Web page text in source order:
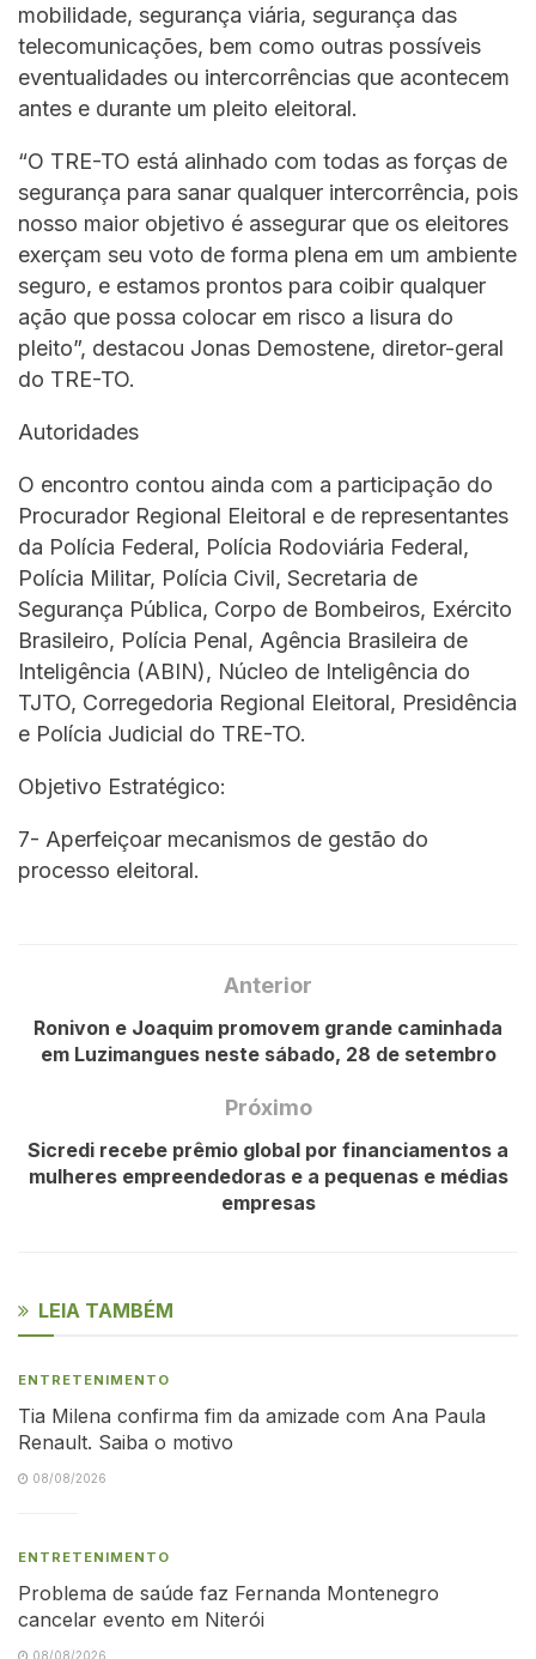
mobilidade, segurança viária, segurança das
telecomunicações, bem como outras possíveis
eventualidades ou intercorrências que acontecem
antes e durante um pleito eleitoral.
“O TRE-TO está alinhado com todas as forças de
segurança para sanar qualquer intercorrência, pois
nosso maior objetivo é assegurar que os eleitores
exerçam seu voto de forma plena em um ambiente
seguro, e estamos prontos para coibir qualquer
ação que possa colocar em risco a lisura do
pleito”, destacou Jonas Demostene, diretor-geral
do TRE-TO.
Autoridades
O encontro contou ainda com a participação do
Procurador Regional Eleitoral e de representantes
da Polícia Federal, Polícia Rodoviária Federal,
Polícia Militar, Polícia Civil, Secretaria de
Segurança Pública, Corpo de Bombeiros, Exército
Brasileiro, Polícia Penal, Agência Brasileira de
Inteligência (ABIN), Núcleo de Inteligência do
TJTO, Corregedoria Regional Eleitoral, Presidência
e Polícia Judicial do TRE-TO.
Objetivo Estratégico:
7- Aperfeiçoar mecanismos de gestão do
processo eleitoral.
Anterior
Ronivon e Joaquim promovem grande caminhada
em Luzimangues neste sábado, 28 de setembro
Próximo
Sicredi recebe prêmio global por financiamentos a
mulheres empreendedoras e a pequenas e médias
empresas
LEIA TAMBÉM
ENTRETENIMENTO
Tia Milena confirma fim da amizade com Ana Paula
Renault. Saiba o motivo
08/08/2026
ENTRETENIMENTO
Problema de saúde faz Fernanda Montenegro
cancelar evento em Niterói
08/08/2026